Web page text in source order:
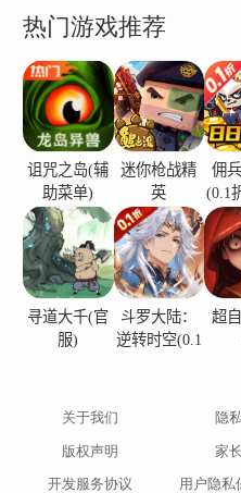
热门游戏推荐
诅咒之岛(辅
助菜单)
迷你枪战精
英
佣
(0.1
寻道大千(官
服)
斗罗大陆：
逆转时空(0.1
超
关于我们 隐
版权声明
家
开发服务协议
用户隐私